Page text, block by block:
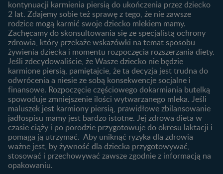
Rozwój dziecka
Kalendarz rozwoju dziecka
Skoki rozwojowe
Ząbkowanie u niemowląt
Żywienie dziecka
10 sposobów jak poprawić
laktację
Jakie mleko następne
wybrać dla dziecka?
Jak rozszerzać dietę
niemowlaka?
Przydatne materiały dla
rodziców
Poradniki dla rodziców
Karty do zdjęć dla
Maluszka
Materiały do pobrania
Narzędzia dla rodziców
kontynuacji karmienia piersią do ukończenia przez dziecko
2 lat. Zdajemy sobie też sprawę z tego, że nie zawsze
rodzice mogą karmić swoje dziecko mlekiem mamy.
Zachęcamy do skonsultowania się ze specjalistą ochrony
zdrowia, który przekaże wskazówki na temat sposobu
żywienia dziecka i momentu rozpoczęcia rozszerzania diety.
Jeśli zdecydowaliście, że Wasze dziecko nie będzie
karmione piersią, pamiętajcie, że ta decyzja jest trudna do
odwrócenia a niesie ze sobą konsekwencje socjalne i
finansowe. Rozpoczęcie częściowego dokarmiania butelką
spowoduje zmniejszenie ilości wytwarzanego mleka. Jeśli
maluszek jest karmiony piersią, prawidłowe zbilansowanie
jadłospisu mamy jest bardzo istotne. Jej zdrowa dieta w
czasie ciąży i po porodzie przygotowuje do okresu laktacji i
pomaga ją utrzymać. Aby uniknąć ryzyka dla zdrowia
ważne jest, by żywność dla dziecka przygotowywać,
stosować i przechowywać zawsze zgodnie z informacją na
opakowaniu.